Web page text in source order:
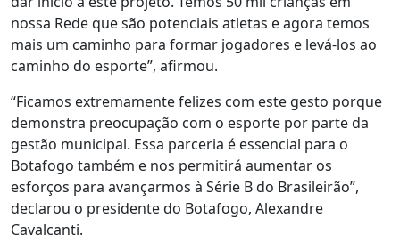
nossa Rede que são potenciais atletas e agora temos
mais um caminho para formar jogadores e levá-los ao
caminho do esporte”, afirmou.
“Ficamos extremamente felizes com este gesto porque
demonstra preocupação com o esporte por parte da
gestão municipal. Essa parceria é essencial para o
Botafogo também e nos permitirá aumentar os
esforços para avançarmos à Série B do Brasileirão”,
declarou o presidente do Botafogo, Alexandre
Cavalcanti.